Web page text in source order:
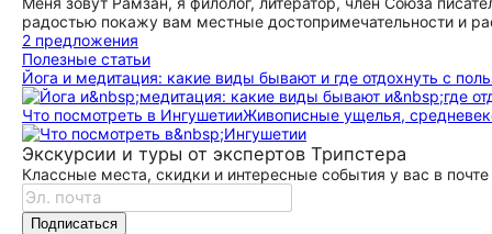
радостью покажу вам местные достопримечательности и
2 предложения
Полезные статьи
Йога и медитация: какие виды бывают и где отдохнуть с
Что посмотреть в ИнгушетииЖивописные ущелья,
Экскурсии и туры от экспертов Трипстера
Классные места, скидки и интересные события у вас в почте
Подписаться